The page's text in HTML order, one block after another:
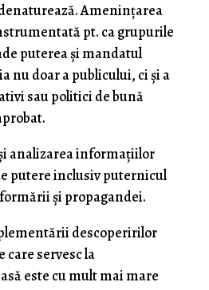
Amenințarea
pt. ca grupurile
puterea și mandatul
nu doar a publicului, ci și a
sau politici de bună
analizarea informațiilor
putere inclusiv puternicul
și propagandei.
descoperirilor
servesc la
este cu mult mai mare